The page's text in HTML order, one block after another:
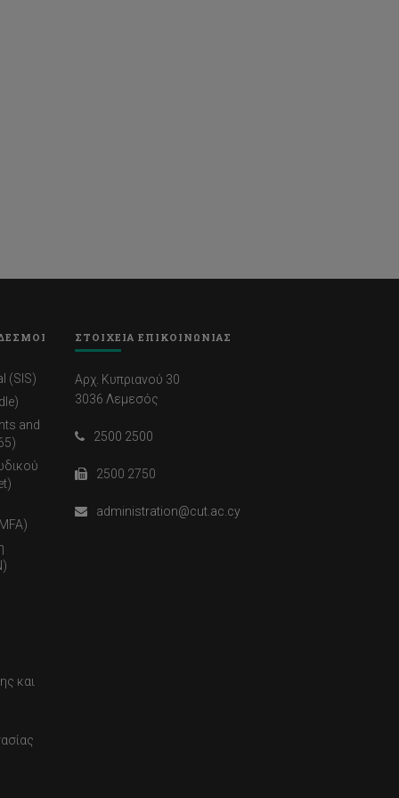
(SIS)
and
και
ΣΤΟΙΧΕΙΑ ΕΠΙΚΟΙΝΩΝΙΑΣ
Αρχ. Κυπριανού 30
3036 Λεμεσός
2500 2500
2500 2750
administration@cut.ac.cy